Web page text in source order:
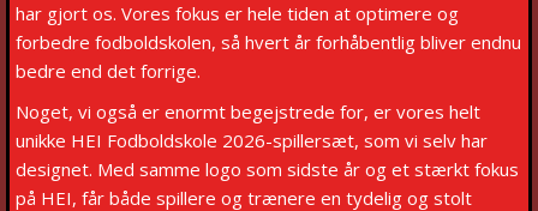
har gjort os. Vores fokus er hele tiden at optimere og
forbedre fodboldskolen, så hvert år forhåbentlig bliver endnu
bedre end det forrige.
Noget, vi også er enormt begejstrede for, er vores helt
unikke HEI Fodboldskole 2026-spillersæt, som vi selv har
designet. Med samme logo som sidste år og et stærkt fokus
på HEI, får både spillere og trænere en tydelig og stolt